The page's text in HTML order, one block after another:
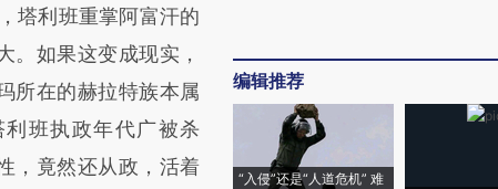
塔利班重掌阿富汗的
。如果这变成现实，
所在的赫拉特族本属
班执政年代广被杀
，竟然还从政，活着
编辑推荐
“入侵”还是“人道危机” 难